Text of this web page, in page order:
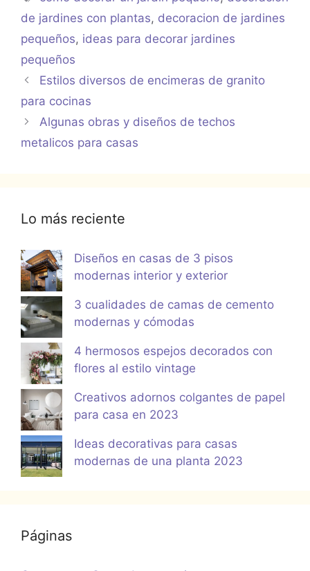
de jardines con plantas, decoracion de jardines
pequeños, ideas para decorar jardines
pequeños
Estilos diversos de encimeras de granito
para cocinas
Algunas obras y diseños de techos
metalicos para casas
Lo más reciente
Diseños en casas de 3 pisos
modernas interior y exterior
3 cualidades de camas de cemento
modernas y cómodas
4 hermosos espejos decorados con
flores al estilo vintage
Creativos adornos colgantes de papel
para casa en 2023
Ideas decorativas para casas
modernas de una planta 2023
Páginas